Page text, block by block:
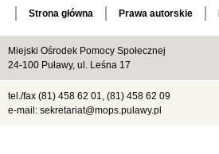
Strona główna Prawa autorskie
Miejski Ośrodek Pomocy Społecznej
24-100 Puławy, ul. Leśna 17
tel./fax (81) 458 62 01, (81) 458 62 09
e-mail: sekretariat@mops.pulawy.pl